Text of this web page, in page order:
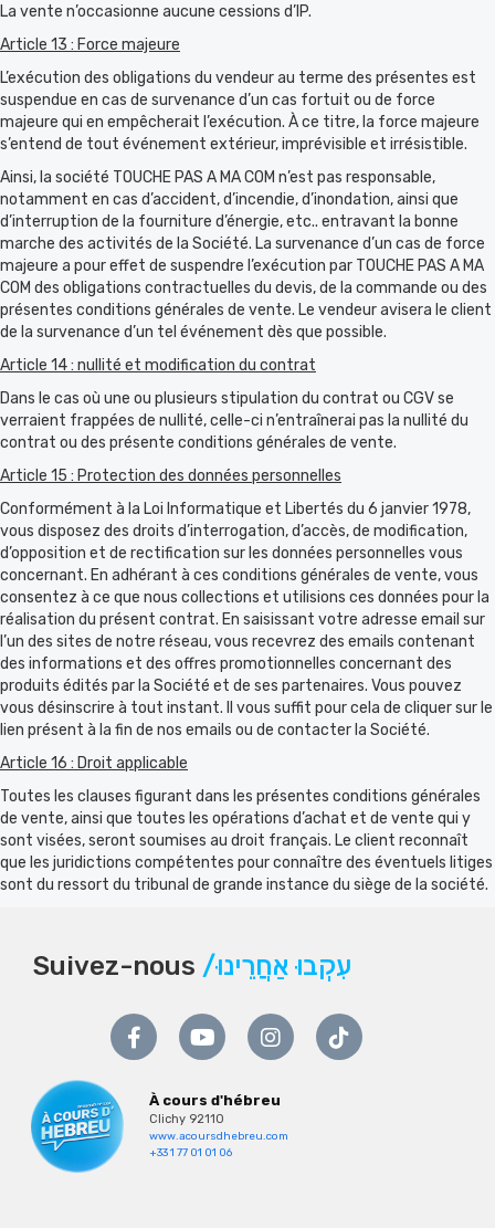
La vente n’occasionne aucune cessions d’IP.
Article 13 : Force majeure
L’exécution des obligations du vendeur au terme des présentes est
suspendue en cas de survenance d’un cas fortuit ou de force
majeure qui en empêcherait l’exécution. À ce titre, la force majeure
s’entend de tout événement extérieur, imprévisible et irrésistible.
Ainsi, la société TOUCHE PAS A MA COM n’est pas responsable,
notamment en cas d’accident, d’incendie, d’inondation, ainsi que
d’interruption de la fourniture d’énergie, etc.. entravant la bonne
marche des activités de la Société. La survenance d’un cas de force
majeure a pour effet de suspendre l’exécution par TOUCHE PAS A MA
COM des obligations contractuelles du devis, de la commande ou des
présentes conditions générales de vente. Le vendeur avisera le client
de la survenance d’un tel événement dès que possible.
Article 14 : nullité et modification du contrat
Dans le cas où une ou plusieurs stipulation du contrat ou CGV se
verraient frappées de nullité, celle-ci n’entraînerai pas la nullité du
contrat ou des présente conditions générales de vente.
Article 15 : Protection des données personnelles
Conformément à la Loi Informatique et Libertés du 6 janvier 1978,
vous disposez des droits d’interrogation, d’accès, de modification,
d’opposition et de rectification sur les données personnelles vous
concernant. En adhérant à ces conditions générales de vente, vous
consentez à ce que nous collections et utilisions ces données pour la
réalisation du présent contrat. En saisissant votre adresse email sur
l’un des sites de notre réseau, vous recevrez des emails contenant
des informations et des offres promotionnelles concernant des
produits édités par la Société et de ses partenaires. Vous pouvez
vous désinscrire à tout instant. Il vous suffit pour cela de cliquer sur le
lien présent à la fin de nos emails ou de contacter la Société.
Article 16 : Droit applicable
Toutes les clauses figurant dans les présentes conditions générales
de vente, ainsi que toutes les opérations d’achat et de vente qui y
sont visées, seront soumises au droit français. Le client reconnaît
que les juridictions compétentes pour connaître des éventuels litiges
sont du ressort du tribunal de grande instance du siège de la société.
Suivez-nous /עִקְבוּ אַחֲרֵינוּ
À cours d'hébreu
Clichy 92110
www.acoursdhebreu.com
+33 1 77 01 01 06